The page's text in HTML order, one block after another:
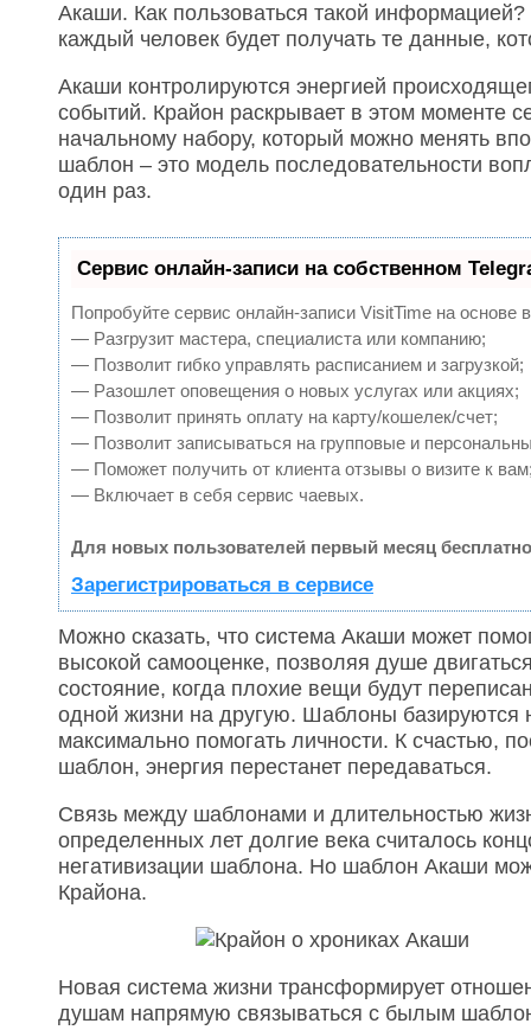
Акаши. Как пользоваться такой
каждый человек будет получать те данные,
Акаши контролируются энергией
событий. Крайон раскрывает в этом моменте
начальному набору, который можно менять
шаблон – это модель последовательности
один раз.
Сервис онлайн-записи на собственном
Попробуйте сервис онлайн-записи VisitTime на основе
— Разгрузит мастера, специалиста или компанию;
— Позволит гибко управлять расписанием и загрузкой;
— Разошлет оповещения о новых услугах или акциях;
— Позволит принять оплату на карту/кошелек/счет;
— Позволит записываться на групповые и
— Поможет получить от клиента отзывы о визите к
— Включает в себя сервис чаевых.
Для новых пользователей первый месяц
Зарегистрироваться в сервисе
Можно сказать, что система Акаши может
высокой самооценке, позволяя душе
состояние, когда плохие вещи будут
одной жизни на другую. Шаблоны базируются
максимально помогать личности. К счастью,
шаблон, энергия перестанет передаваться.
Связь между шаблонами и длительностью
определенных лет долгие века считалось
негативизации шаблона. Но шаблон Акаши
Крайона.
Новая система жизни трансформирует
душам напрямую связываться с былым